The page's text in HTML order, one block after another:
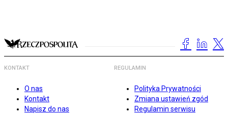
KONTAKT
O nas
Kontakt
Napisz do nas
REGULAMIN
Polityka Prywatności
Zmiana ustawień zgód
Regulamin serwisu